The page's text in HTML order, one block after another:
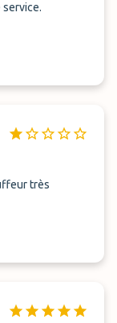
service.
très